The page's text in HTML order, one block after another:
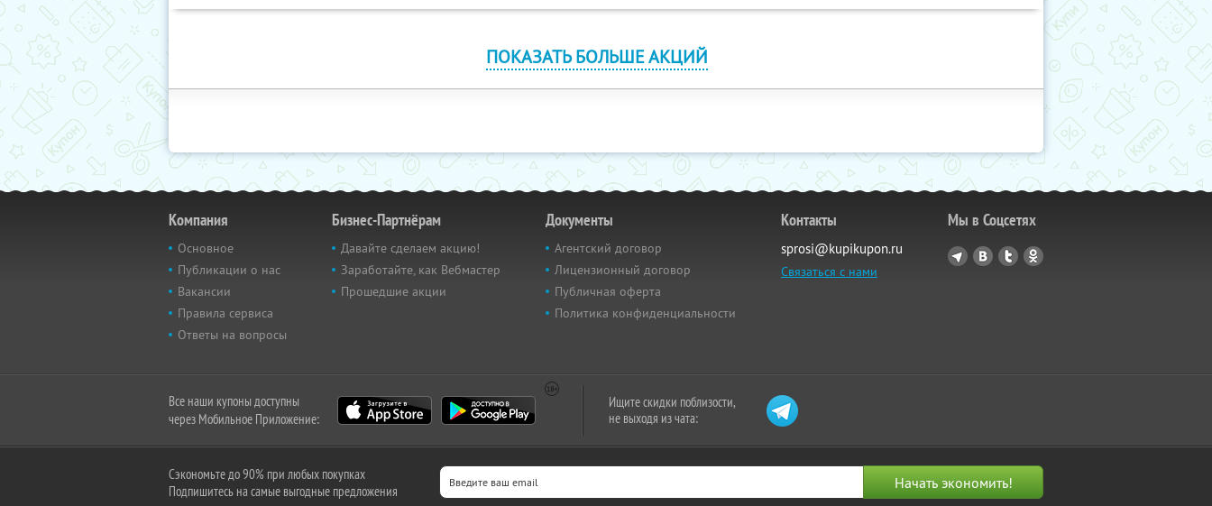
ПОКАЗАТЬ БОЛЬШЕ АКЦИЙ
Компания
Основное
Публикации о нас
Вакансии
Правила сервиса
Ответы на вопросы
Бизнес-Партнёрам
Давайте сделаем акцию!
Заработайте, как Вебмастер
Прошедшие акции
Документы
Агентский договор
Лицензионный договор
Публичная оферта
Политика конфиденциальности
Контакты
sprosi@kupikupon.ru
Связаться с нами
Мы в Соцсетях
Все наши купоны доступны
через Мобильное Приложение:
Ищите скидки поблизости,
не выходя из чата:
Сэкономьте до 90% при любых покупках
Подпишитесь на самые выгодные предложения